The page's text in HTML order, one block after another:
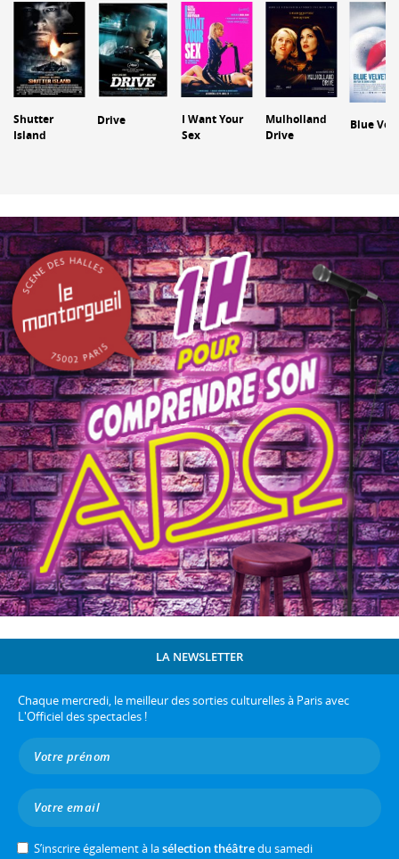
Shutter
Island
Drive
I Want Your
Sex
Mulholland
Drive
Blue
LA NEWSLETTER
Chaque mercredi, le meilleur des sorties culturelles à Paris avec
L'Officiel des spectacles !
S’inscrire également à lasélection théâtredu samedi